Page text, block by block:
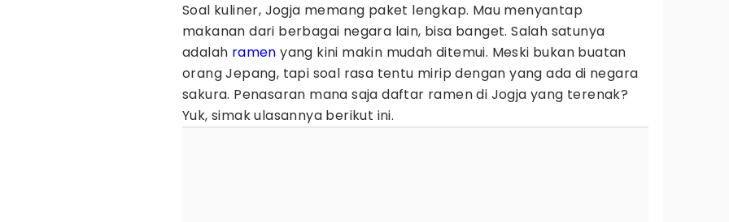
Soal kuliner, Jogja memang paket lengkap. Mau menyantap
makanan dari berbagai negara lain, bisa banget. Salah satunya
adalah ramen yang kini makin mudah ditemui. Meski bukan buatan
orang Jepang, tapi soal rasa tentu mirip dengan yang ada di negara
sakura. Penasaran mana saja daftar ramen di Jogja yang terenak?
Yuk, simak ulasannya berikut ini.